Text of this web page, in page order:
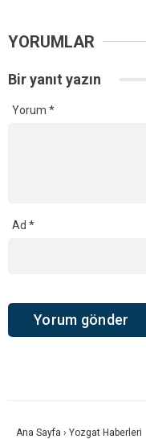
YORUMLAR
Bir yanıt yazın
Yorum *
Ad *
Ana Sayfa › Yozgat Haberleri